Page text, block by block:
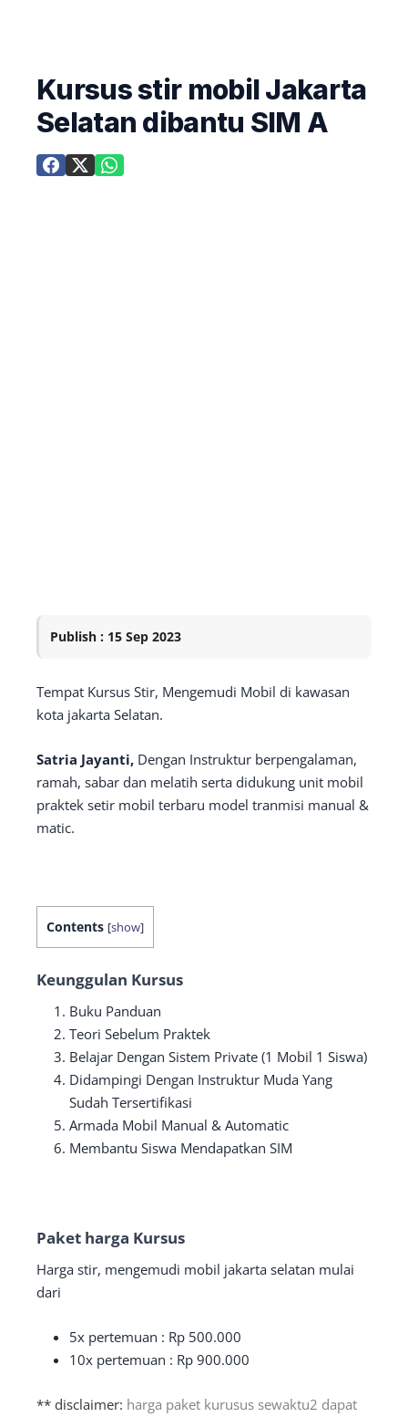
Kursus stir mobil Jakarta
Selatan dibantu SIM A
Publish : 15 Sep 2023
Tempat Kursus Stir, Mengemudi Mobil di kawasan
kota jakarta Selatan.
Satria Jayanti, Dengan Instruktur berpengalaman,
ramah, sabar dan melatih serta didukung unit mobil
praktek setir mobil terbaru model tranmisi manual &
matic.
Contents [show]
Keunggulan Kursus
Buku Panduan
Teori Sebelum Praktek
Belajar Dengan Sistem Private (1 Mobil 1 Siswa)
Didampingi Dengan Instruktur Muda Yang
Sudah Tersertifikasi
Armada Mobil Manual & Automatic
Membantu Siswa Mendapatkan SIM
Paket harga Kursus
Harga stir, mengemudi mobil jakarta selatan mulai
dari
5x pertemuan : Rp 500.000
10x pertemuan : Rp 900.000
** disclaimer: harga paket kurusus sewaktu2 dapat